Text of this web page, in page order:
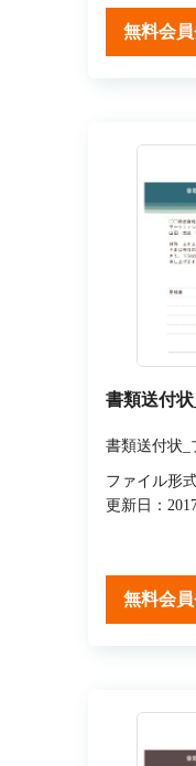
無料会
書類送付
書類送付状_
ファイル形
更新日：
無料会